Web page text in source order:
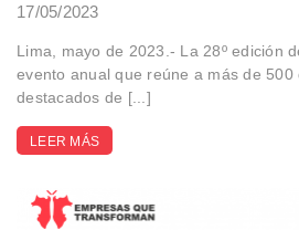
17/05/2023
Lima, mayo de 2023.- La 28º edición
evento anual que reúne a más de
destacados de [...]
LEER MÁS